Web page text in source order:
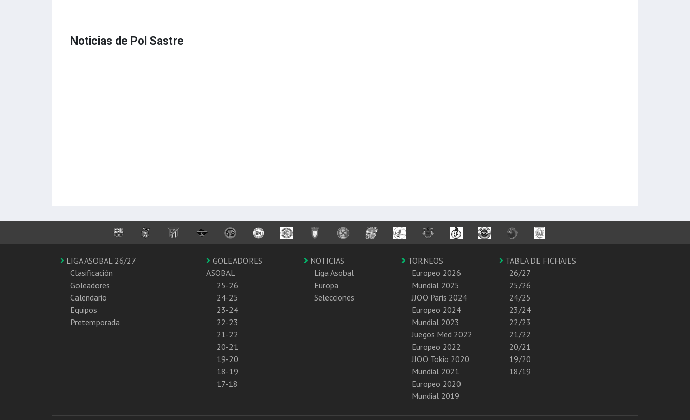
Noticias de Pol Sastre
LIGA ASOBAL 26/27
Clasificación
Goleadores
Calendario
Equipos
Pretemporada
GOLEADORES
ASOBAL
25-26
24-25
23-24
22-23
21-22
20-21
19-20
18-19
17-18
NOTICIAS
Liga Asobal
Europa
Selecciones
TORNEOS
Europeo 2026
Mundial 2025
JJOO Paris 2024
Europeo 2024
Mundial 2023
Juegos Med 2022
Europeo 2022
JJOO Tokio 2020
Mundial 2021
Europeo 2020
Mundial 2019
TABLA DE FICHAJES
26/27
25/26
24/25
23/24
22/23
21/22
20/21
19/20
18/19